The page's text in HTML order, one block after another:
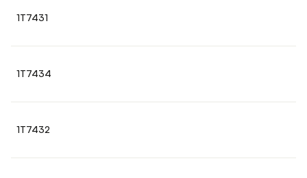
1T7431
1T7434
1T7432